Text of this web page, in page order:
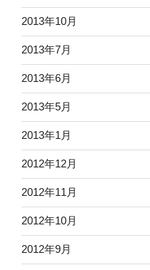
2013年10月
2013年7月
2013年6月
2013年5月
2013年1月
2012年12月
2012年11月
2012年10月
2012年9月